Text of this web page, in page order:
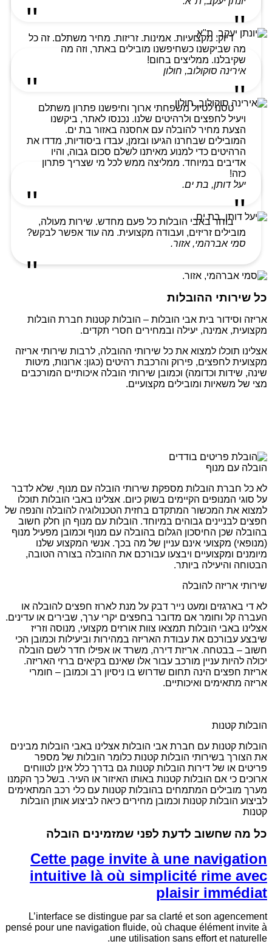
דיוק. מקצועיות. אמינות. זריזות. מחיר משתלם. זה כל
מה שביקשנו כשחיפשנו מובילים באתר, וזה מה
שקיבלנו. ממליצים בחום!
אירינה סוקולוב, חולון
טסנו לטיול משפחתי ארוך וחיפשנו פתרון משתלם
ויעיל לחפצים ולרהיטים שלנו. נכנסו לאתר, ביקשנו
הצעת מחיר להובלה עם אחסנה באזור בת ים.
המובילים שבחרנו הגיעו ובזמן, עבדו ביסודיות, מדדו את
הרהיטים כדי למנוע מאיתנו לשלם סכום גבוה, והיו
אדיבים במיוחד. ממליצה ממש לכל מי שצריך פתרון
כזה!
יעל דותן, בת ים.
בוחר באבי הובלות כל פעם מחדש. שירות מעולה,
מובילים זריזים, ועבודה מקצועית. מה עוד אפשר לבקש?
סמי אברהמי, אזור.
כל שירותי ההובלות
אריזה וסידור בית אבי הובלות – הובלות קטנות חברת הובלות
מקצועית, אמינה, יעילה ובמחירים חסרי תקדים.
אצלינו תוכלו למצוא את כל שירותי ההובלה, לרבות שירותי אריזה
מקצועית לחפצים, פירוק והרכבת רהיטים (כגון: ארונות, מיטות
שינה, שידות וכדומה) וכמובן שירותי הובלה איכותיים המורכבים
מצי של משאיות ומובילים מקצועיים.
הובלה עם מנוף
לא כל חברת הובלות מספקת שירותי הובלה עם מנוף, שלא לדבר
על סוגי המנופים הקיימים בשוק כיום. אצלינו באבי הובלות תוכלו
למצוא את המכשור המתקדם בחזית הטכנולוגיה להובלה והנפה של
חפצים לבניינים גבוהים במיוחד. הובלות עם מנוף הן חלק חשוב
בהובלה שכן החיסכון הגלום בהובלה עם מנוף וכמובן מפעיל מנוף
(מנופאי) מקצועי אינם עניין של מה בכך. אנשי המקצוע שלנו
מיומנים ומקצועיים ויבצעו עבורכם את ההובלה בצורה הטובה,
הבטוחה והיעילה ביותר.
שירותי אריזה להובלה
לא די בארגזים ומעט נייר דבק על מנת לארוז חפצים להובלה או
העברה קל וחומר אם מדובר בחפצים יקרי ערך, שבירים או עדינים.
אצלינו באבי הובלות תמצאו צוות אורזים מקצועי, מנוסה וזריז
שיבצע עבורכם את עבודת האריזה במהירות וביעילות וכמובן הכי
חשוב – בבטחה. אריזת דירה, משרד או אפילו חדר לשם הובלה
יכולה להיות עניין מורכב עבור אלו שאינם בקיאים ברזי האריזה.
אריזת חפצים הינה תחום שדרוש בו ניסיון רב וכמובן – חומרי
אריזה מתאימים ואיכותיים.
הובלות קטנות
הובלות קטנות עם חברת אבי הובלות אצלינו באבי הובלות מבינים
את הצורך בשירותי הובלות קטנות כלומר הובלות של מספר
פריטים או של דירות הובלות קטנות גם בדרך כלל אינן לטווחים
ארוכים כי אם הובלות קטנות באותו האיזור או העיר. בשל כך הקמנו
מערך מובילים המתמחים בהובלות קטנות עם כלי רכב המתאימים
לביצוע הובלות קטנות וכמובן מחירים כיאה לביצוע אותן הובלות
קטנות
כל מה שחשוב לדעת לפני שמזמינים הובלה
Cette page invite à une navigation
intuitive là où simplicité rime avec
plaisir immédiat
L’interface se distingue par sa clarté et son agencement
pensé pour une navigation fluide, où chaque élément invite à
une utilisation sans effort et naturelle.